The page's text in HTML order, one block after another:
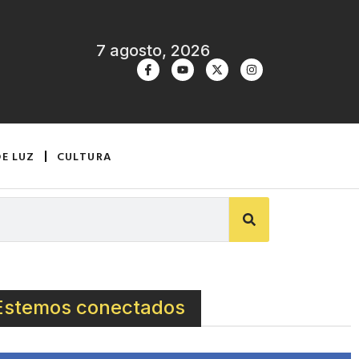
7 agosto, 2026
LUZ CULTURA
conectados